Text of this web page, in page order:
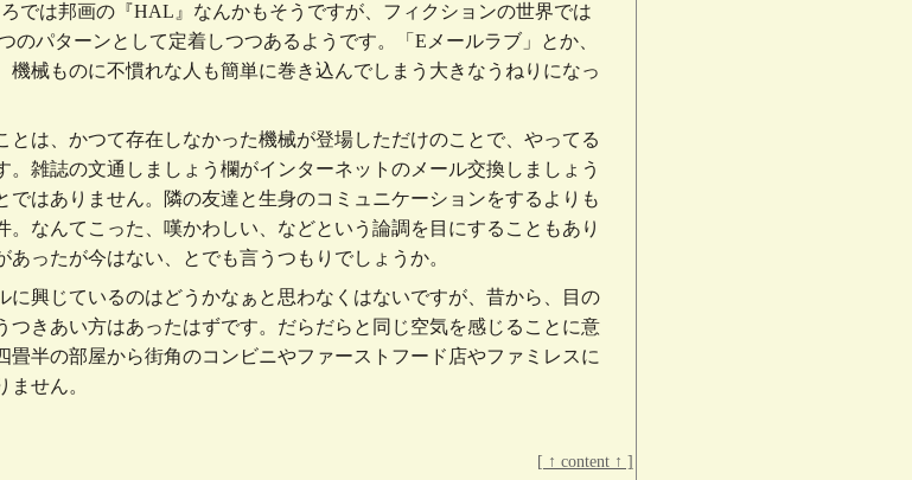
ろでは邦画の『HAL』なんかもそうですが、フィクションの世界では
のパターンとして定着しつつあるようです。「Eメールラブ」とか、
機械ものに不慣れな人も簡単に巻き込んでしまう大きなうねりになっ
は、かつて存在しなかった機械が登場しただけのことで、やってる
雑誌の文通しましょう欄がインターネットのメール交換しましょう
はありません。隣の友達と生身のコミュニケーションをするよりも
なんてこった、嘆かわしい、などという論調を目にすることもあり
ったが今はない、とでも言うつもりでしょうか。
興じているのはどうかなぁと思わなくはないですが、昔から、目の
きあい方はあったはずです。だらだらと同じ空気を感じることに意
半の部屋から街角のコンビニやファーストフード店やファミレスに
せん。
[ ↑ content ↑ ]